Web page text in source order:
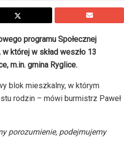
programu Społecznej
której w skład weszło 13
m.in. gmina Ryglice.
blok mieszkalny, w którym
rodzin – mówi burmistrz Paweł
porozumienie, podejmujemy